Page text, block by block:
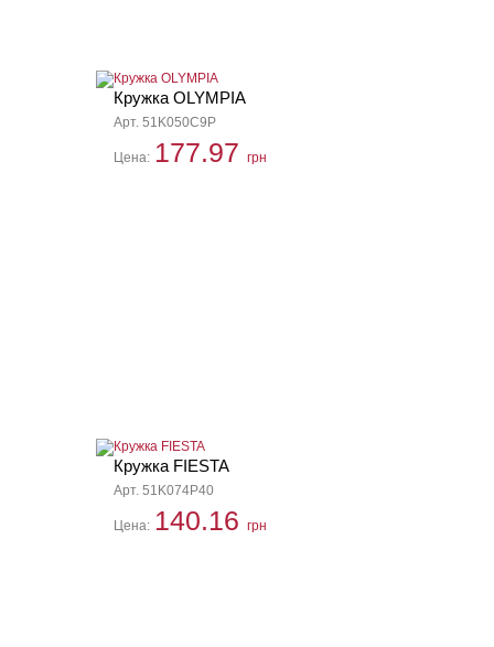
Кружка OLYMPIA
Арт. 51K050C9P
Цена: 177.97 грн
Кружка FIESTA
Арт. 51K074P40
Цена: 140.16 грн